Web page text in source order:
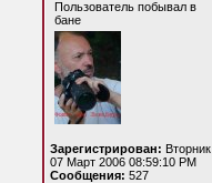
Пользователь побывал в
бане
Зарегистрирован: Вторник
07 Март 2006 08:59:10 PM
Сообщения: 527